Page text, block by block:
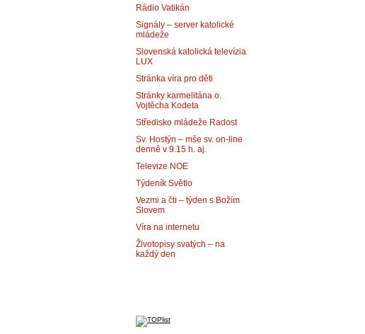
Rádio Vatikán
Signály – server katolické
mládeže
Slovenská katolická televízia
LUX
Stránka víra pro děti
Stránky karmelitána o.
Vojtěcha Kodeta
Středisko mládeže Radost
Sv. Hostýn – mše sv. on-line
denně v 9.15 h. aj.
Televize NOE
Týdeník Světlo
Vezmi a čti – týden s Božím
Slovem
Víra na internetu
Životopisy svatých – na
každý den